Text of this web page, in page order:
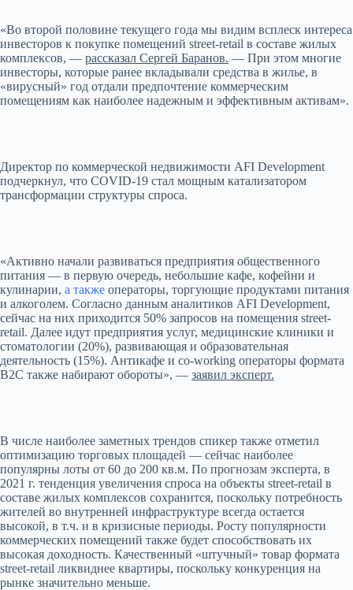
«Во второй половине текущего года мы видим всплеск интереса
инвесторов к покупке помещений street-retail в составе жилых
комплексов, — рассказал Сергей Баранов. — При этом многие
инвесторы, которые ранее вкладывали средства в жилье, в
«вирусный» год отдали предпочтение коммерческим
помещениям как наиболее надежным и эффективным активам».
Директор по коммерческой недвижимости AFI Development
подчеркнул, что COVID-19 стал мощным катализатором
трансформации структуры спроса.
«Активно начали развиваться предприятия общественного
питания — в первую очередь, небольшие кафе, кофейни и
кулинарии, а также операторы, торгующие продуктами питания
и алкоголем. Согласно данным аналитиков AFI Development,
сейчас на них приходится 50% запросов на помещения street-
retail. Далее идут предприятия услуг, медицинские клиники и
стоматологии (20%), развивающая и образовательная
деятельность (15%). Антикафе и co-working операторы формата
B2C также набирают обороты», — заявил эксперт.
В числе наиболее заметных трендов спикер также отметил
оптимизацию торговых площадей — сейчас наиболее
популярны лоты от 60 до 200 кв.м. По прогнозам эксперта, в
2021 г. тенденция увеличения спроса на объекты street-retail в
составе жилых комплексов сохранится, поскольку потребность
жителей во внутренней инфраструктуре всегда остается
высокой, в т.ч. и в кризисные периоды. Росту популярности
коммерческих помещений также будет способствовать их
высокая доходность. Качественный «штучный» товар формата
street-retail ликвиднее квартиры, поскольку конкуренция на
рынке значительно меньше.